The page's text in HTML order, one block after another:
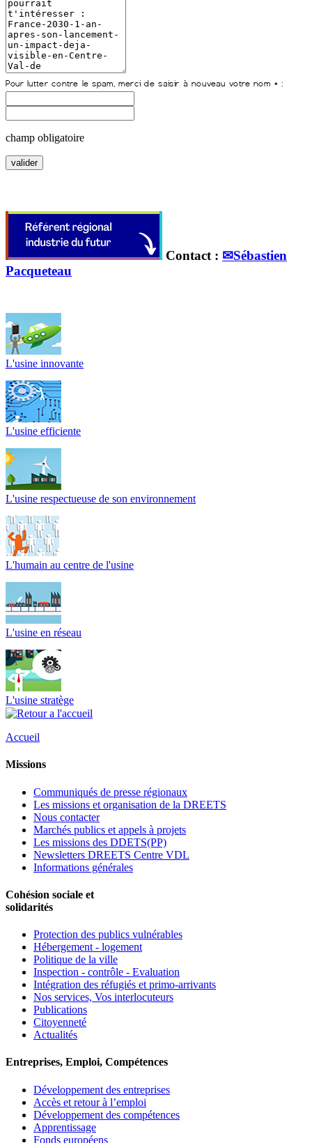
champ obligatoire
Contact : ✉Sébastien
Pacqueteau
L'usine innovante
L'usine efficiente
L'usine respectueuse de son environnement
L'humain au centre de l'usine
L'usine en réseau
L'usine stratège
Accueil
Missions
Communiqués de presse régionaux
Les missions et organisation de la DREETS
Nous contacter
Marchés publics et appels à projets
Les missions des DDETS(PP)
Newsletters DREETS Centre VDL
Informations générales
Cohésion sociale et
solidarités
Protection des publics vulnérables
Hébergement - logement
Politique de la ville
Inspection - contrôle - Evaluation
Intégration des réfugiés et primo-arrivants
Nos services, Vos interlocuteurs
Publications
Citoyenneté
Actualités
Entreprises, Emploi, Compétences
Développement des entreprises
Accès et retour à l’emploi
Développement des compétences
Apprentissage
Fonds européens